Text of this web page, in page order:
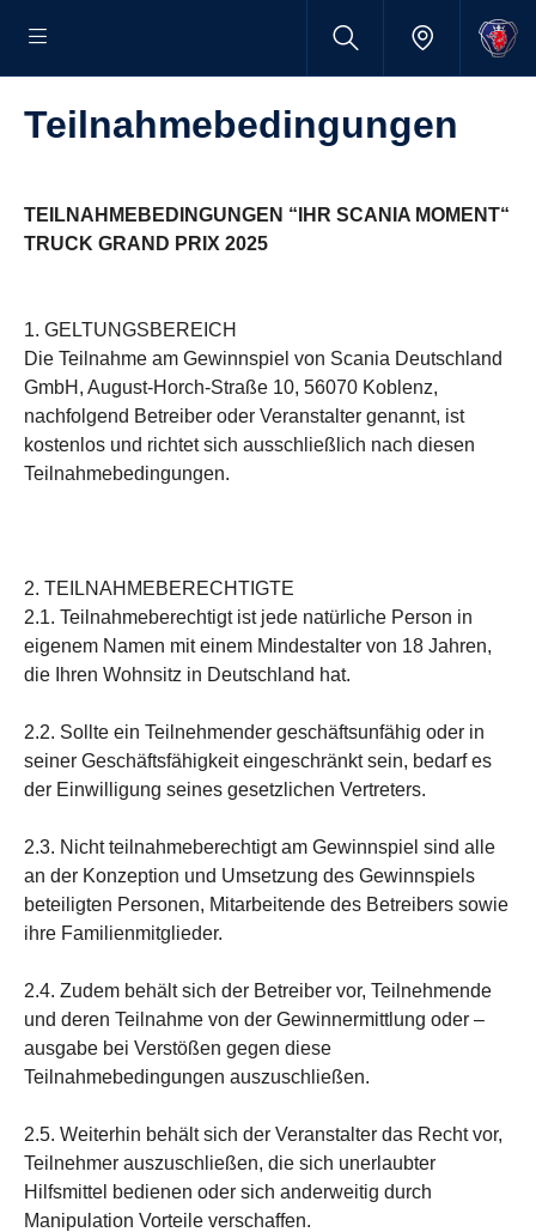
Teilnah­me­be­din­gungen
TEILNAHMEBEDINGUNGEN “IHR SCANIA MOMENT“
TRUCK GRAND PRIX 2025
1. GELTUNGSBEREICH
Die Teilnahme am Gewinnspiel von Scania Deutschland
GmbH, August-Horch-Straße 10, 56070 Koblenz,
nachfolgend Betreiber oder Veranstalter genannt, ist
kostenlos und richtet sich ausschließlich nach diesen
Teilnahmebedingungen.
2. TEILNAHMEBERECHTIGTE
2.1. Teilnahmeberechtigt ist jede natürliche Person in
eigenem Namen mit einem Mindestalter von 18 Jahren,
die Ihren Wohnsitz in Deutschland hat.
2.2. Sollte ein Teilnehmender geschäftsunfähig oder in
seiner Geschäftsfähigkeit eingeschränkt sein, bedarf es
der Einwilligung seines gesetzlichen Vertreters.
2.3. Nicht teilnahmeberechtigt am Gewinnspiel sind alle
an der Konzeption und Umsetzung des Gewinnspiels
beteiligten Personen, Mitarbeitende des Betreibers sowie
ihre Familienmitglieder.
2.4. Zudem behält sich der Betreiber vor, Teilnehmende
und deren Teilnahme von der Gewinnermittlung oder –
ausgabe bei Verstößen gegen diese
Teilnahmebedingungen auszuschließen.
2.5. Weiterhin behält sich der Veranstalter das Recht vor,
Teilnehmer auszuschließen, die sich unerlaubter
Hilfsmittel bedienen oder sich anderweitig durch
Manipulation Vorteile verschaffen.